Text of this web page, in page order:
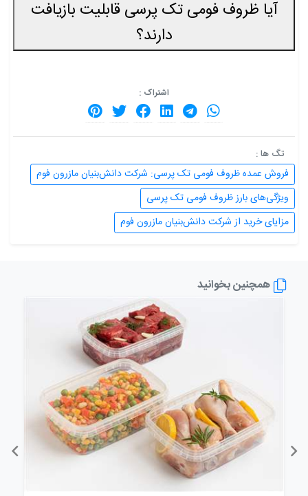
آیا ظروف فومی تک پرسی قابلیت بازیافت
دارند؟
اشتراک :
تگ ها :
فروش عمده ظروف فومی تک پرسی: شرکت دانش‌بنیان مازرون فوم
ویژگی‌های بارز ظروف فومی تک پرسی
مزایای خرید از شرکت دانش‌بنیان مازرون فوم
همچنین بخوانید